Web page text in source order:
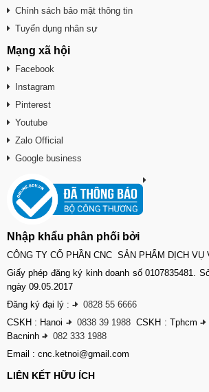
Chính sách bảo mật thông tin
Tuyển dụng nhân sự
Mạng xã hội
Facebook
Instagram
Pinterest
Youtube
Zalo Official
Google business
Nhập khẩu phân phối bởi
CÔNG TY CỔ PHẦN CNC SẢN PHẨM DỊCH VỤ
Giấy phép đăng ký kinh doanh số 0107835481.
ngày 09.05.2017
Đăng ký đại lý : -
0828 55 6666
CSKH : Hanoi - 0838 39 1988 CSKH : Tphcm-
Bacninh -
082 333 1988
Email : cnc.ketnoi@gmail.com
LIÊN KẾT HỮU ÍCH